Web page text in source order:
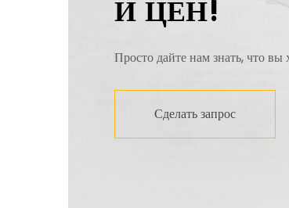
И ЦЕН!
Просто дайте нам знать, что
Сделать запрос